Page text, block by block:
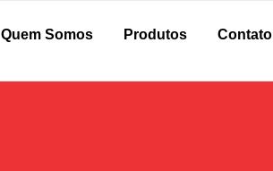
Quem Somos Produtos Contato